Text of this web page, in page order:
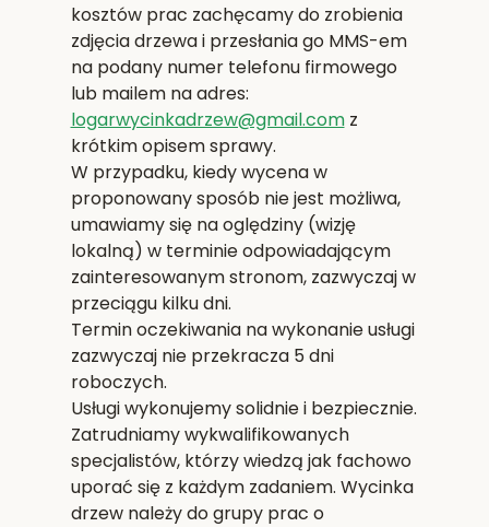
kosztów prac zachęcamy do zrobienia
zdjęcia drzewa i przesłania go MMS-em
na podany numer telefonu firmowego
lub mailem na adres:
logarwycinkadrzew@gmail.comz
krótkim opisem sprawy.
W przypadku, kiedy wycena w
proponowany sposób nie jest możliwa,
umawiamy się na oględziny (wizję
lokalną) w terminie odpowiadającym
zainteresowanym stronom, zazwyczaj w
przeciągu kilku dni.
Termin oczekiwania na wykonanie usługi
zazwyczaj nie przekracza 5 dni
roboczych.
Usługi wykonujemy solidnie i bezpiecznie.
Zatrudniamy wykwalifikowanych
specjalistów, którzy wiedzą jak fachowo
uporać się z każdym zadaniem. Wycinka
drzew należy do grupy prac o